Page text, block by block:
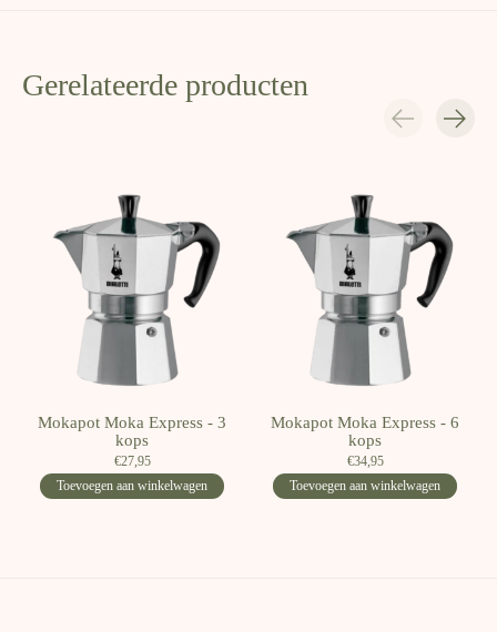
Gerelateerde producten
Mokapot Moka Express - 3
kops
€27,95
Toevoegen aan winkelwagen
Mokapot Moka Express - 6
kops
€34,95
Toevoegen aan winkelwagen